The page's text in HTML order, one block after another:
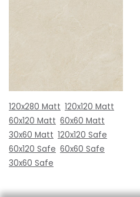
120x280 Matt 120x120 Matt
60x120 Matt 60x60 Matt
30x60 Matt 120x120 Safe
60x120 Safe 60x60 Safe
30x60 Safe